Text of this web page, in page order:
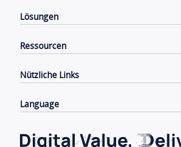
Lösungen
Ressourcen
Nützliche Links
Language